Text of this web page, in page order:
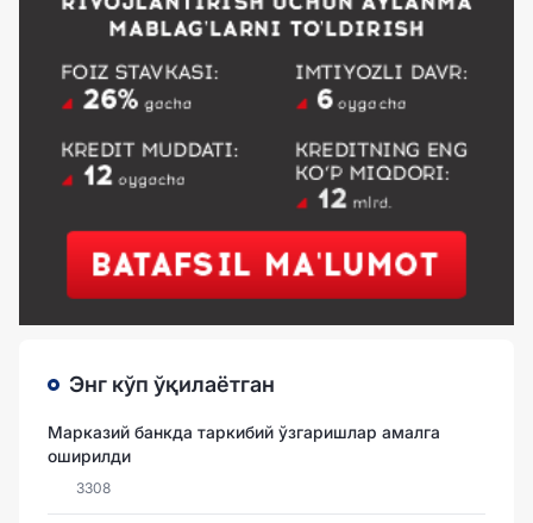
Энг кўп ўқилаётган
Марказий банкда таркибий ўзгаришлар амалга
оширилди
3308